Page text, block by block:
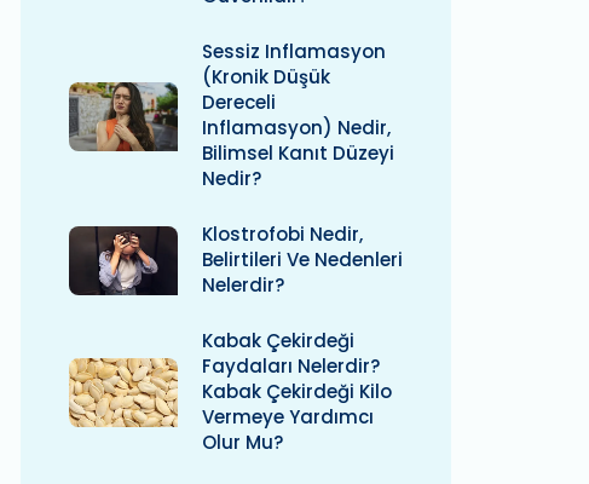
Sessiz Inflamasyon
(kronik Düşük
Dereceli
Inflamasyon) Nedir,
Bilimsel Kanıt Düzeyi
Nedir?
Klostrofobi Nedir,
Belirtileri Ve Nedenleri
Nelerdir?
Kabak Çekirdeği
Faydaları Nelerdir?
Kabak Çekirdeği Kilo
Vermeye Yardımcı
Olur Mu?